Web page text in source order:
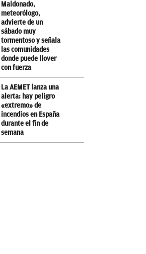
Maldonado,
meteorólogo,
advierte de un
sábado muy
tormentoso y señala
las comunidades
donde puede llover
con fuerza
La AEMET lanza una
alerta: hay peligro
«extremo» de
incendios en España
durante el fin de
semana